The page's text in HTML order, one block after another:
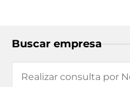
Buscar empresa